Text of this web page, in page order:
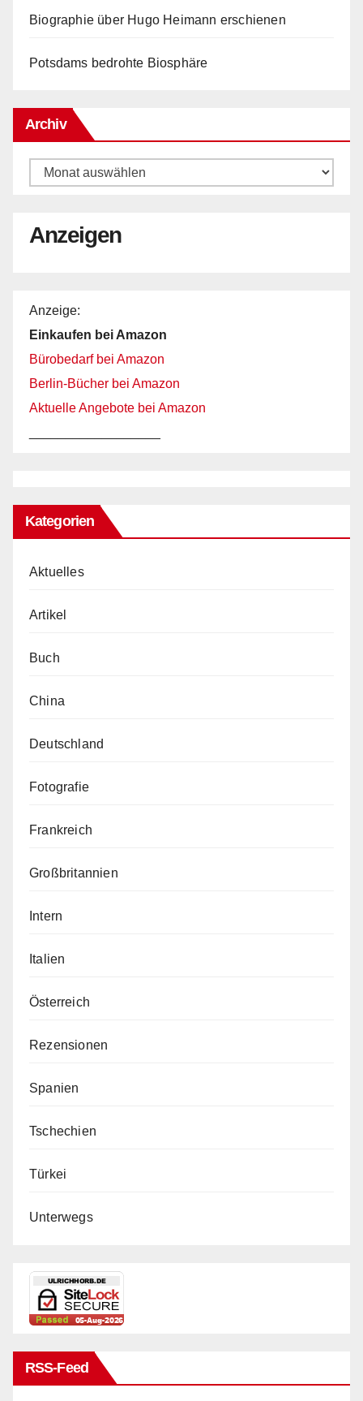
Biographie über Hugo Heimann erschienen
Potsdams bedrohte Biosphäre
Archiv
Archiv
Anzeigen
Anzeige:
Einkaufen bei Amazon
Bürobedarf bei Amazon
Berlin-Bücher bei Amazon
Aktuelle Angebote bei Amazon
Kategorien
Aktuelles
Artikel
Buch
China
Deutschland
Fotografie
Frankreich
Großbritannien
Intern
Italien
Österreich
Rezensionen
Spanien
Tschechien
Türkei
Unterwegs
RSS-Feed